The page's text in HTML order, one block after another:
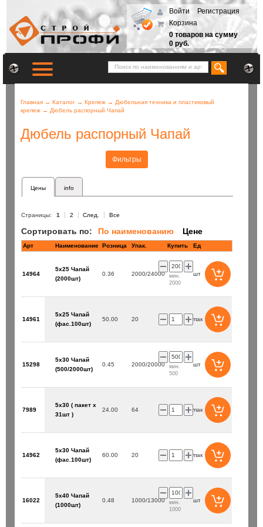
Войти
Регистрация
Корзина
0 товаров на сумму
0 руб.
Главная → Каталог → Крепеж → Дюбельная техника и пластиковый
крепеж → Дюбель распорный Чапай
Дюбель распорный Чапай
Фильтры
Цены info
Страницы: 1 2 След. Все
Сортировать по: По наименованию Цене
Арт Наименование Розница Купить Ед
14964
5х25 Чапай
(2000шт)
0.36 2000/24000
мин.
2000
шт
14961
5х25 Чапай
(фас.100шт)
50.00 20 упак
15298
5х30 Чапай
(500/2000шт)
0.45 2000/20000
мин.
500
шт
7989
5х30 ( пакет х
31шт )
24.00 64 упак
14962
5х30 Чапай
(фас.100шт)
60.00 20 упак
16022
5х40 Чапай
(1000шт)
0.48 1000/13000
мин.
1000
шт